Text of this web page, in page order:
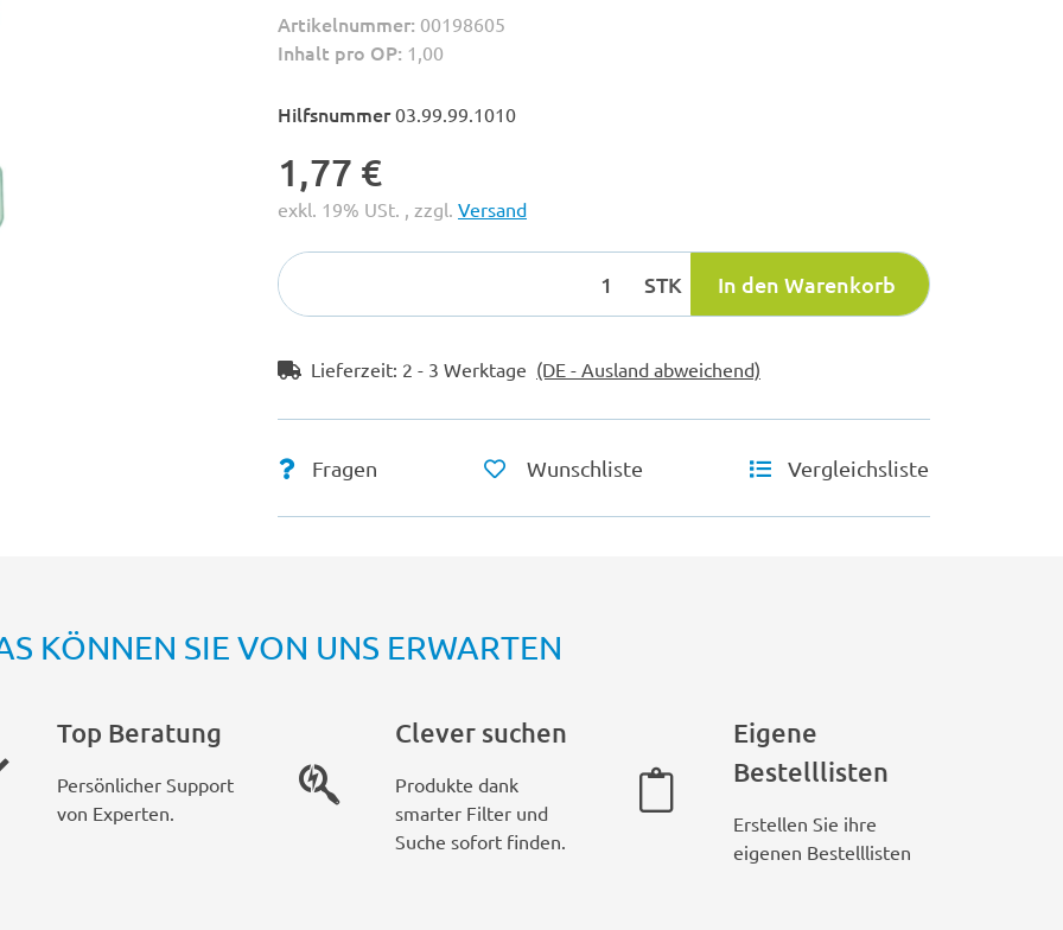
Artikelnummer: 00198605
Inhalt pro OP: 1,00
Hilfsnummer 03.99.99.1010
1,77 €
exkl. 19% USt. , zzgl. Versand
STK In den Warenkorb
Lieferzeit: 2 - 3 Werktage (DE - Ausland abweichend)
Fragen Wunschliste Vergleichsliste
KÖNNEN SIE VON UNS ERWARTEN
Top Beratung
Persönlicher Support
von Experten.
Clever suchen
Produkte dank
smarter Filter und
Suche sofort finden.
Eigene
Bestelllisten
Erstellen Sie ihre
eigenen Bestelllisten